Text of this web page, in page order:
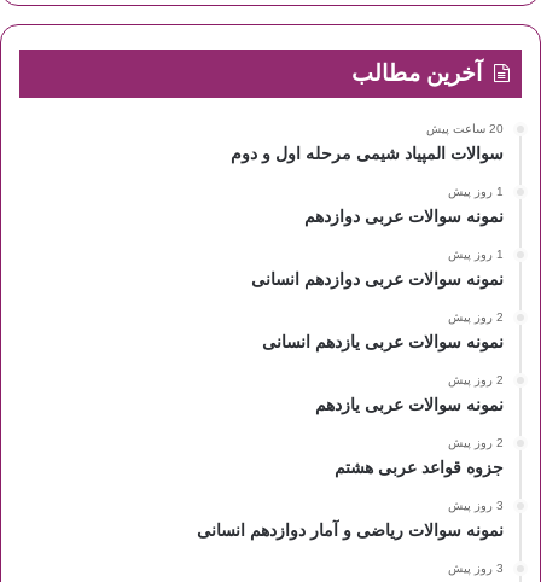
آخرین مطالب
20 ساعت پیش
سوالات المپیاد شیمی مرحله اول و دوم
1 روز پیش
نمونه سوالات عربی دوازدهم
1 روز پیش
نمونه سوالات عربی دوازدهم انسانی
2 روز پیش
نمونه سوالات عربی یازدهم انسانی
2 روز پیش
نمونه سوالات عربی یازدهم
2 روز پیش
جزوه قواعد عربی هشتم
3 روز پیش
نمونه سوالات ریاضی و آمار دوازدهم انسانی
3 روز پیش